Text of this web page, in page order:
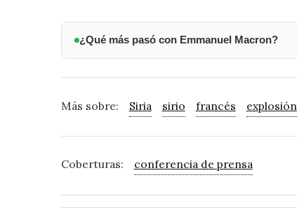
¿Qué más pasó con Emmanuel Macron?
Más sobre: Siria sirio francés explosión
Coberturas: conferencia de prensa